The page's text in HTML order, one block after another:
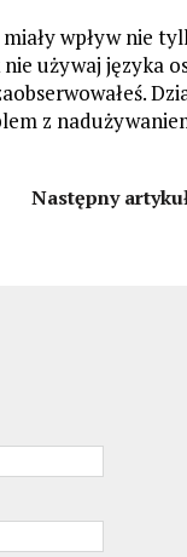
wpływ nie
używaj języka
z
Następny